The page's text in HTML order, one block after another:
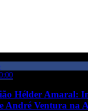
Hélder Amaral:
André Ventura na